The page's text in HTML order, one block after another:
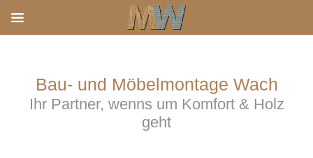
HOME
AGB'S
Bau- und Möbelmontage Wach
Ihr Partner, wenns um Komfort & Holz
geht